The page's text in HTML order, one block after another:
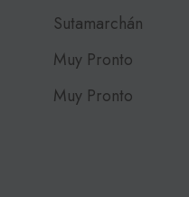
Sutamarchán
Muy Pronto
Muy Pronto